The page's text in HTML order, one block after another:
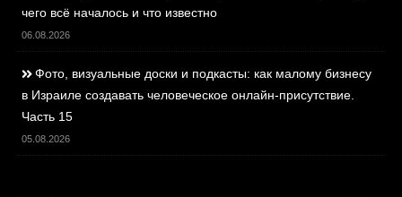
чего всё началось и что известно
06.08.2026
Фото, визуальные доски и подкасты: как малому бизнесу
в Израиле создавать человеческое онлайн-присутствие.
Часть 15
05.08.2026